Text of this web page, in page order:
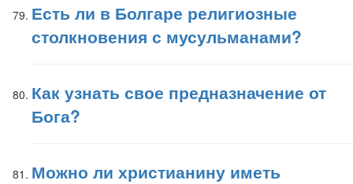
Есть ли в Болгаре религиозные
столкновения с мусульманами?
Как узнать свое предназначение от
Бога?
Можно ли христианину иметь